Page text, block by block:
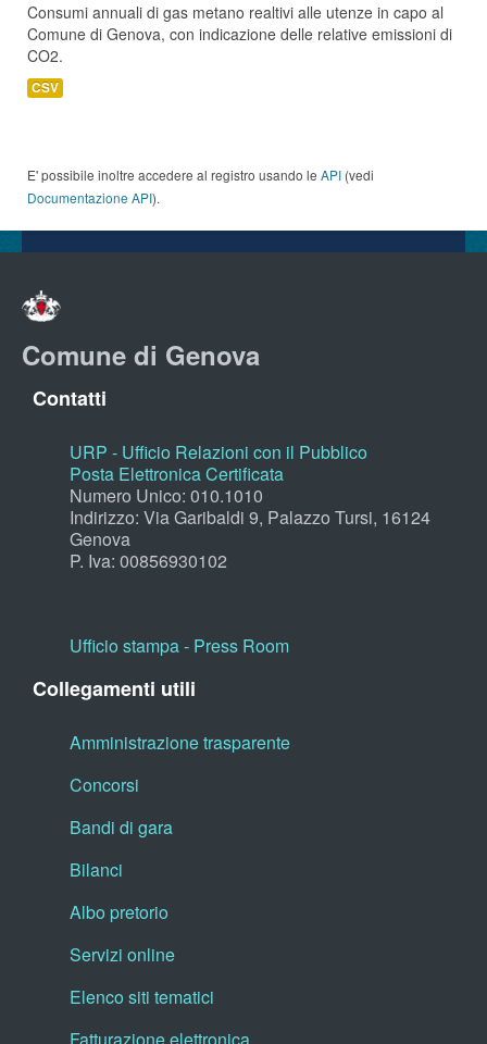
Consumi annuali di gas metano realtivi alle utenze in capo al
Comune di Genova, con indicazione delle relative emissioni di
CO2.
CSV
E' possibile inoltre accedere al registro usando le API (vedi
Documentazione API).
Comune di Genova
Contatti
URP - Ufficio Relazioni con il Pubblico
Posta Elettronica Certificata
Numero Unico: 010.1010
Indirizzo: Via Garibaldi 9, Palazzo Tursi, 16124
Genova
P. Iva: 00856930102
Ufficio stampa - Press Room
Collegamenti utili
Amministrazione trasparente
Concorsi
Bandi di gara
Bilanci
Albo pretorio
Servizi online
Elenco siti tematici